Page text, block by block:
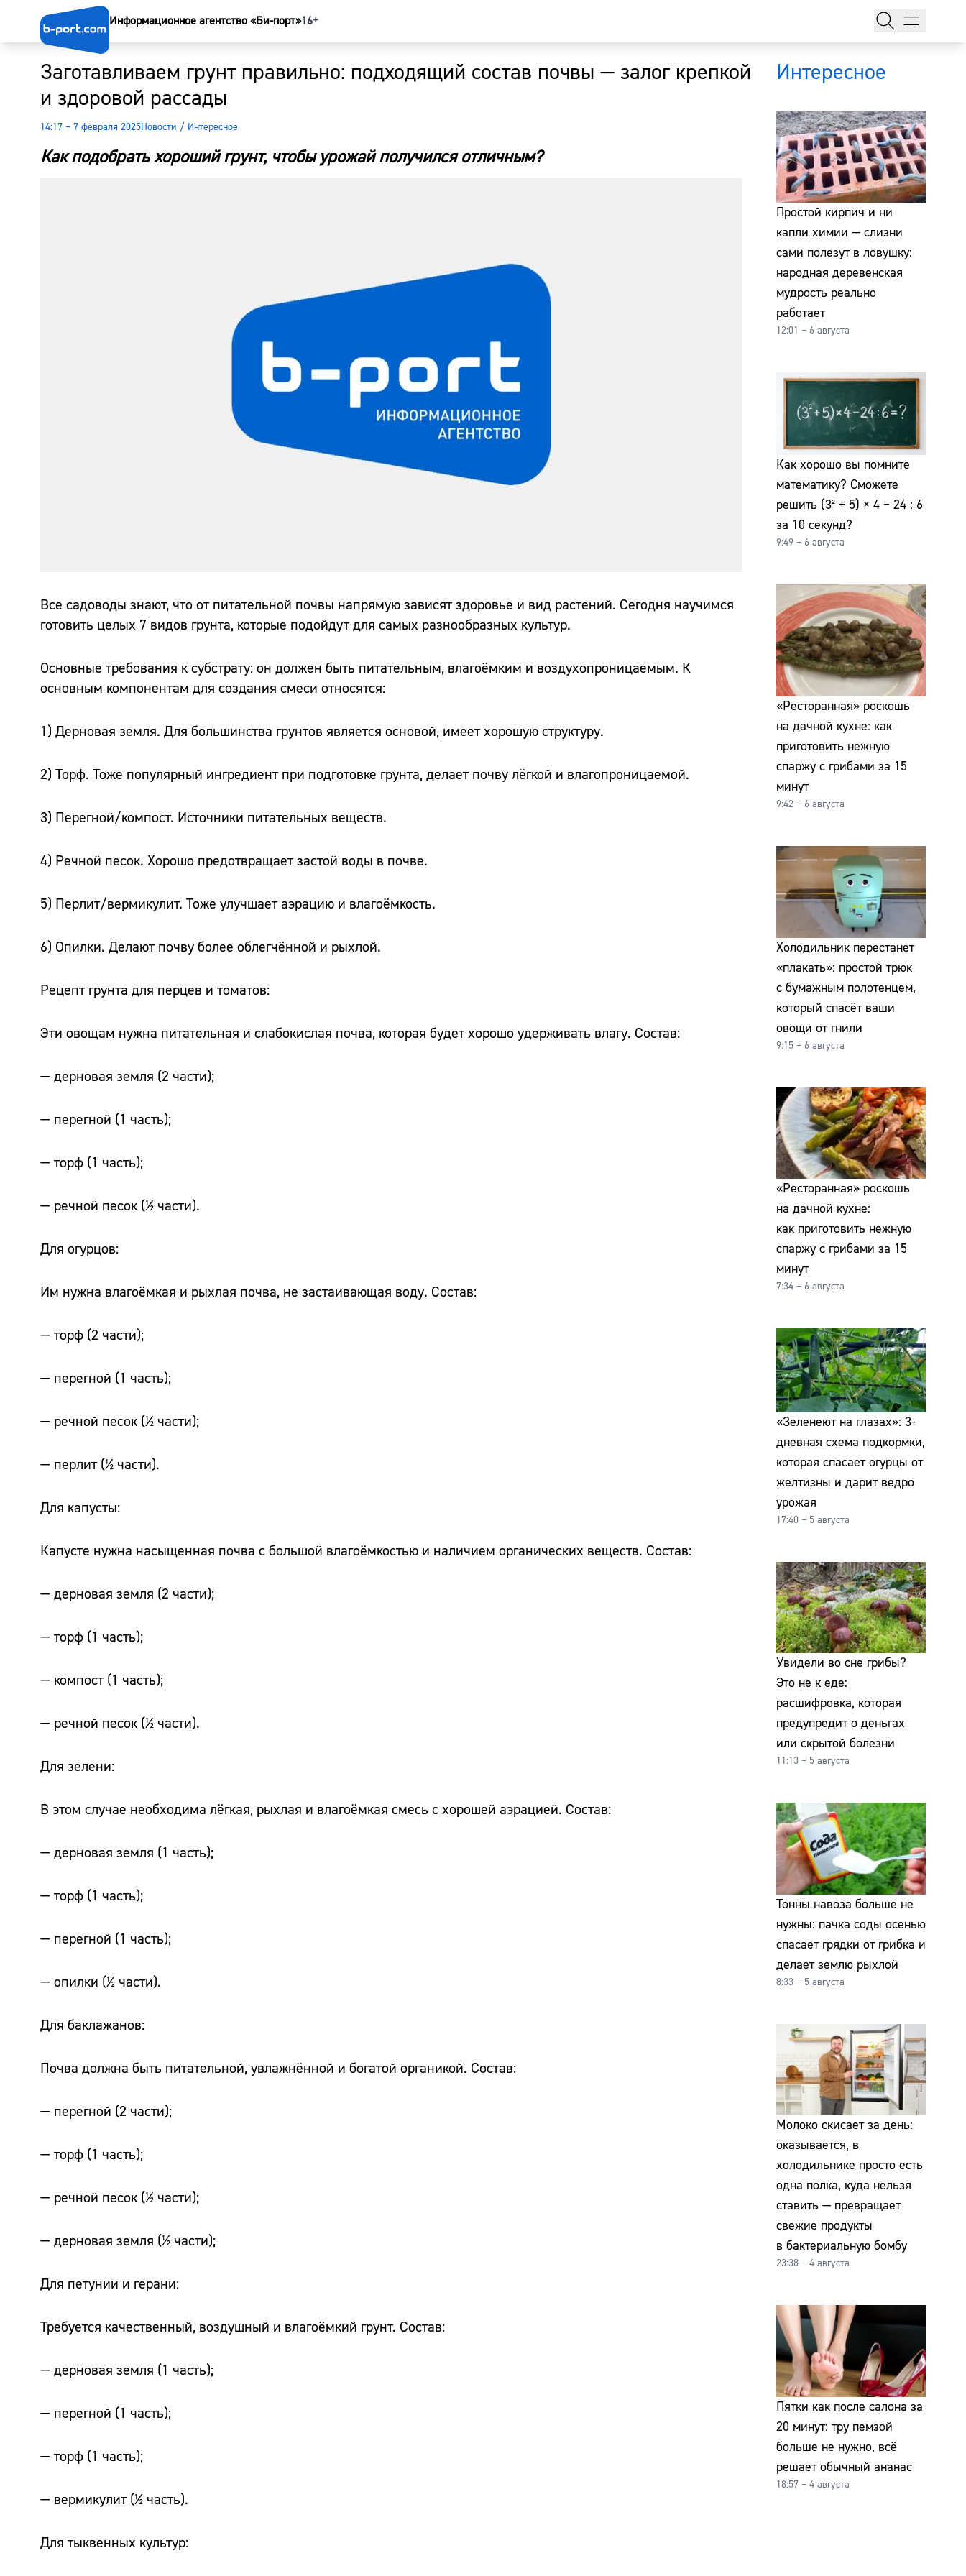
Информационное агентство «Би-порт»16+
Заготавливаем грунт правильно: подходящий состав почвы — залог крепкой
и здоровой рассады
14:17 – 7 февраля 2025Новости / Интересное
Как подобрать хороший грунт, чтобы урожай получился отличным?
Все садоводы знают, что от питательной почвы напрямую зависят здоровье и вид растений. Сегодня научимся
готовить целых 7 видов грунта, которые подойдут для самых разнообразных культур.
Основные требования к субстрату: он должен быть питательным, влагоёмким и воздухопроницаемым. К
основным компонентам для создания смеси относятся:
1) Дерновая земля. Для большинства грунтов является основой, имеет хорошую структуру.
2) Торф. Тоже популярный ингредиент при подготовке грунта, делает почву лёгкой и влагопроницаемой.
3) Перегной/компост. Источники питательных веществ.
4) Речной песок. Хорошо предотвращает застой воды в почве.
5) Перлит/вермикулит. Тоже улучшает аэрацию и влагоёмкость.
6) Опилки. Делают почву более облегчённой и рыхлой.
Рецепт грунта для перцев и томатов:
Эти овощам нужна питательная и слабокислая почва, которая будет хорошо удерживать влагу. Состав:
— дерновая земля (2 части);
— перегной (1 часть);
— торф (1 часть);
— речной песок (½ части).
Для огурцов:
Им нужна влагоёмкая и рыхлая почва, не застаивающая воду. Состав:
— торф (2 части);
— перегной (1 часть);
— речной песок (½ части);
— перлит (½ части).
Для капусты:
Капусте нужна насыщенная почва с большой влагоёмкостью и наличием органических веществ. Состав:
— дерновая земля (2 части);
— торф (1 часть);
— компост (1 часть);
— речной песок (½ части).
Для зелени:
В этом случае необходима лёгкая, рыхлая и влагоёмкая смесь с хорошей аэрацией. Состав:
— дерновая земля (1 часть);
— торф (1 часть);
— перегной (1 часть);
— опилки (½ части).
Для баклажанов:
Почва должна быть питательной, увлажнённой и богатой органикой. Состав:
— перегной (2 части);
— торф (1 часть);
— речной песок (½ части);
— дерновая земля (½ части);
Для петунии и герани:
Требуется качественный, воздушный и влагоёмкий грунт. Состав:
— дерновая земля (1 часть);
— перегной (1 часть);
— торф (1 часть);
— вермикулит (½ часть).
Для тыквенных культур:
Интересное
Простой кирпич и ни
капли химии — слизни
сами полезут в ловушку:
народная деревенская
мудрость реально
работает
12:01 – 6 августа
Как хорошо вы помните
математику? Сможете
решить (3² + 5) × 4 − 24 : 6
за 10 секунд?
9:49 – 6 августа
«Ресторанная» роскошь
на дачной кухне: как
приготовить нежную
спаржу с грибами за 15
минут
9:42 – 6 августа
Холодильник перестанет
«плакать»: простой трюк
с бумажным полотенцем,
который спасёт ваши
овощи от гнили
9:15 – 6 августа
«Ресторанная» роскошь
на дачной кухне:
как приготовить нежную
спаржу с грибами за 15
минут
7:34 – 6 августа
«Зеленеют на глазах»: 3-
дневная схема подкормки,
которая спасает огурцы от
желтизны и дарит ведро
урожая
17:40 – 5 августа
Увидели во сне грибы?
Это не к еде:
расшифровка, которая
предупредит о деньгах
или скрытой болезни
11:13 – 5 августа
Тонны навоза больше не
нужны: пачка соды осенью
спасает грядки от грибка и
делает землю рыхлой
8:33 – 5 августа
Молоко скисает за день:
оказывается, в
холодильнике просто есть
одна полка, куда нельзя
ставить — превращает
свежие продукты
в бактериальную бомбу
23:38 – 4 августа
Пятки как после салона за
20 минут: тру пемзой
больше не нужно, всё
решает обычный ананас
18:57 – 4 августа
Наши гости
Курсы валют